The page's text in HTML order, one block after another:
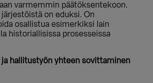
varmemmin päätöksentekoon.
on eduksi. On
osallistua esimerkiksi lain
historiallisissa prosesseissa
ja hallitustyön yhteen sovittaminen